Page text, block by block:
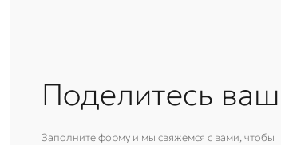
Поделитесь
Заполните форму и мы свяжемся с вами, чтобы